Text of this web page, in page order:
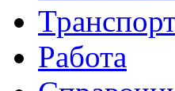
Работа